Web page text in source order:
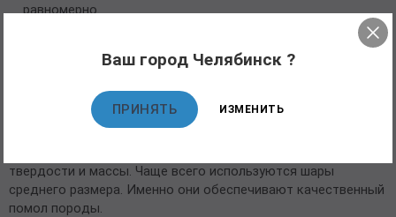
равномерно.
разделяются на группы.
увеличивается их прочность.
твердости и массы. Чаще всего используются шары
среднего размера. Именно они обеспечивают качественный
помол породы.
Ваш город Челябинск ?
ПРИНЯТЬ ИЗМЕНИТЬ